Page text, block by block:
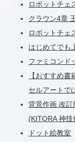
ロボットチェ
クラウン4章
ロボットチェ
はじめてでも
ファミコンド
【おすすめ
セルアートで
背景作画 改
(KITORA 神
ドット絵教室